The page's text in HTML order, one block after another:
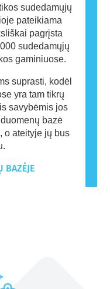
sudedamųjų
pateikiama
pagrįsta
sudedamųjų
gaminiuose.
suprasti, kodėl
yra tam tikrų
savybėmis jos
bazė
o ateityje jų bus
BAZĖJE